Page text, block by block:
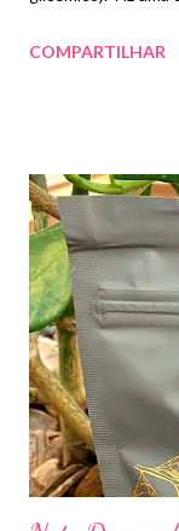
deu muito
COMPARTILHAR